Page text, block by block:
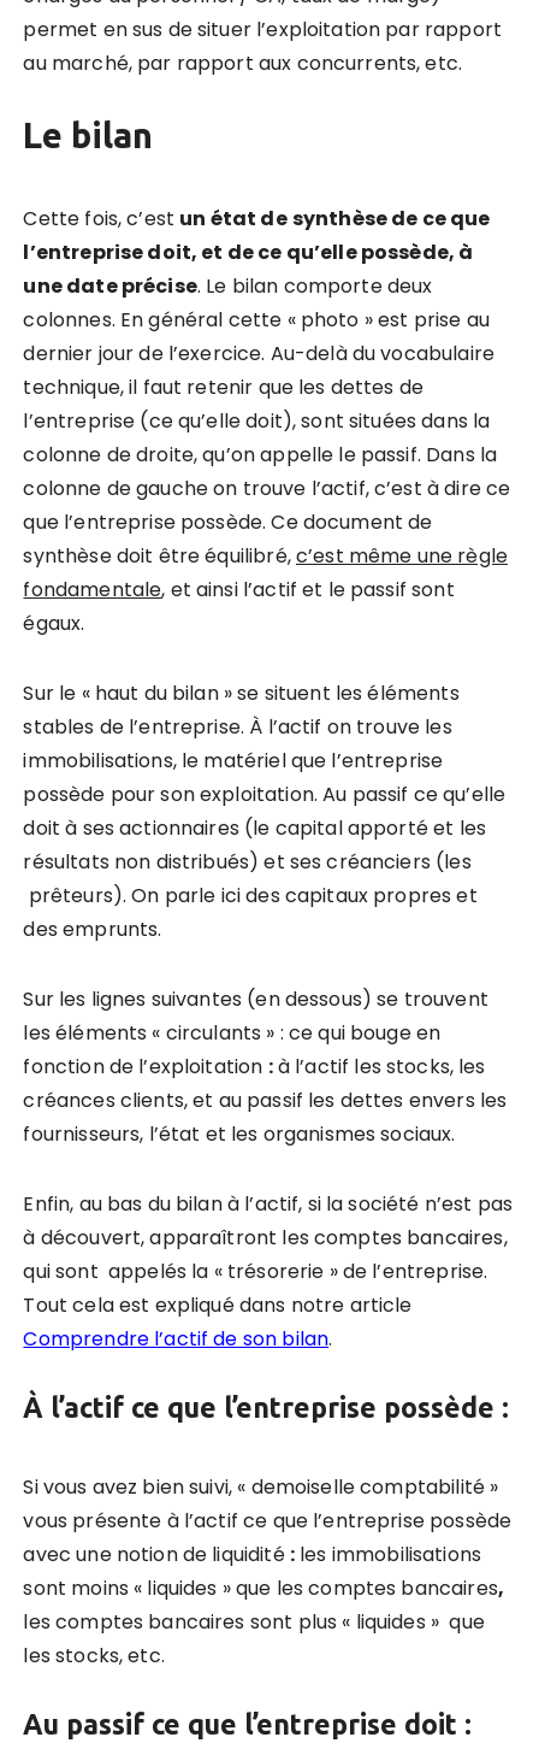
permet en sus de situer l’exploitation par rapport
au marché, par rapport aux concurrents, etc.
Le bilan
Cette fois, c’est un état desynthèse de ce que
l’entreprise doit, et de ce qu’elle possède, à
une date précise. Le bilan comporte deux
colonnes. En général cette « photo » est prise au
dernier jour de l’exercice. Au-delà du vocabulaire
technique, il faut retenir que les dettes de
l’entreprise (ce qu’elle doit), sont situées dans la
colonne de droite, qu’on appelle le passif. Dans la
colonne de gauche on trouve l’actif, c’est à dire ce
que l’entreprise possède. Ce document de
synthèse doit être équilibré,c’est même une règle
fondamentale, et ainsi l’actif et le passif sont
égaux.
Sur le « haut du bilan » se situent les éléments
stables de l’entreprise. À l’actif on trouve les
immobilisations, le matériel que l’entreprise
possède pour son exploitation. Au passif ce qu’elle
doit à ses actionnaires (le capital apporté et les
résultats non distribués) et ses créanciers (les
prêteurs). On parle ici des capitaux propres et
des emprunts.
Sur les lignes suivantes (en dessous) se trouvent
les éléments « circulants » : ce qui bouge en
fonction de l’exploitation :à l’actif les stocks, les
créances clients, et au passif les dettes envers les
fournisseurs, l’état et les organismes sociaux.
Enfin, au bas du bilan à l’actif, si la société n’est pas
à découvert, apparaîtront les comptes bancaires,
qui sont appelés la « trésorerie » de l’entreprise.
Tout cela est expliqué dans notre article
Comprendre l’actif de son bilan.
À l’actif ce que l’entreprise possède :
Si vous avez bien suivi, « demoiselle comptabilité »
vous présente à l’actif ce que l’entreprise possède
avec une notion de liquidité : les immobilisations
sont moins « liquides » que les comptes bancaires,
les comptes bancaires sont plus « liquides » que
les stocks, etc.
Au passif ce que l’entreprise doit :